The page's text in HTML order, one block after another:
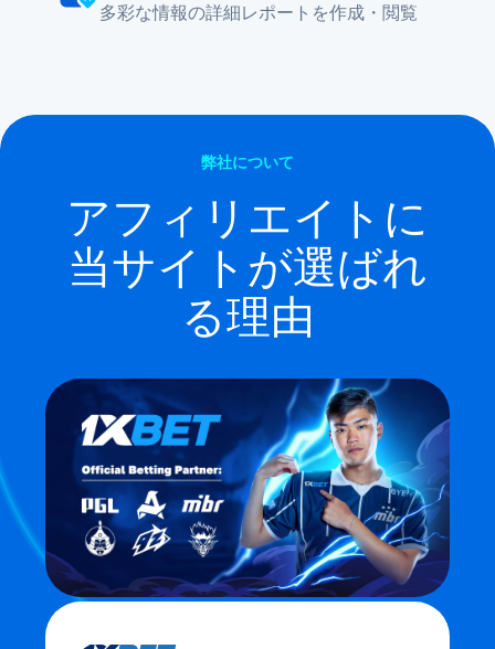
多彩な情報の詳細レポートを作成・閲覧
弊社について
アフィリエイトに
当サイトが選ばれ
る理由